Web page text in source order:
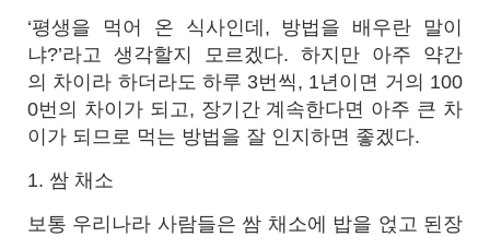
‘평생을 먹어 온 식사인데, 방법을 배우란 말이
냐?’라고 생각할지 모르겠다. 하지만 아주 약간
의 차이라 하더라도 하루 3번씩, 1년이면 거의 100
0번의 차이가 되고, 장기간 계속한다면 아주 큰 차
이가 되므로 먹는 방법을 잘 인지하면 좋겠다.
1. 쌈 채소
보통 우리나라 사람들은 쌈 채소에 밥을 얹고 된장